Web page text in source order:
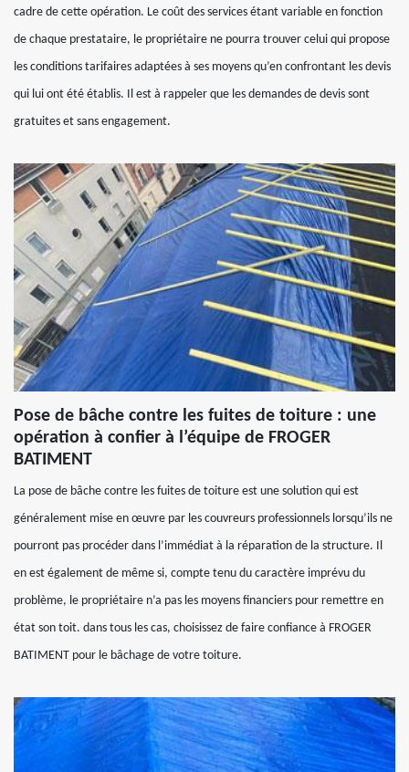
cadre de cette opération. Le coût des services étant variable en fonction
de chaque prestataire, le propriétaire ne pourra trouver celui qui propose
les conditions tarifaires adaptées à ses moyens qu’en confrontant les devis
qui lui ont été établis. Il est à rappeler que les demandes de devis sont
gratuites et sans engagement.
Pose de bâche contre les fuites de toiture : une
opération à confier à l’équipe de FROGER
BATIMENT
La pose de bâche contre les fuites de toiture est une solution qui est
généralement mise en œuvre par les couvreurs professionnels lorsqu’ils ne
pourront pas procéder dans l’immédiat à la réparation de la structure. Il
en est également de même si, compte tenu du caractère imprévu du
problème, le propriétaire n’a pas les moyens financiers pour remettre en
état son toit. dans tous les cas, choisissez de faire confiance à FROGER
BATIMENT pour le bâchage de votre toiture.